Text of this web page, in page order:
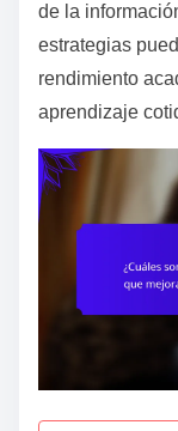
de la
estrategias
rendimiento
aprendizaje